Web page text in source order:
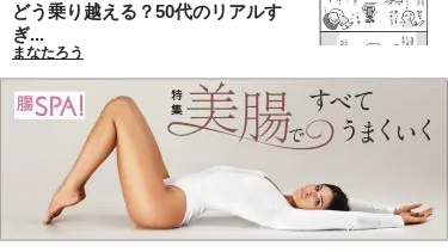
どう乗り越える？50代のリアルす
ぎ...
まなたろう